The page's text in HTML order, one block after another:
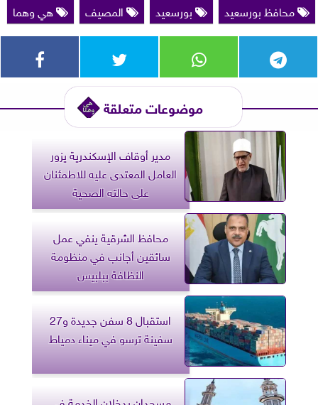
محافظ بورسعيد
بورسعيد المصيف هي وهما
موضوعات متعلقة
مدير أوقاف الإسكندرية يزور
العامل المعتدى عليه للاطمئنان
على حالته الصحية
محافظ الشرقية ينفي عمل
سائقين أجانب في منظومة
النظافة ببلبيس
استقبال 8 سفن جديدة و27
سفينة ترسو في ميناء دمياط